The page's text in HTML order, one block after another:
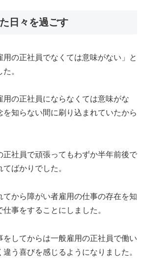
日々を過ごす
の正社員でなくては意味がない」と
。
用の正社員にならなくては意味がな
を知らない間に刷り込まれていたから
正社員で頑張ってもわずか半年前後で
ばかりでした。
てから障がい者雇用の仕事の存在を知
事をすることにしました。
をしてからは一般雇用の正社員で働い
う喜びを感じるようになりました。